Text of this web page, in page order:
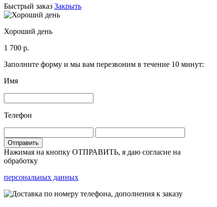
Быстрый заказ Закрыть
Хороший день
1 700 р.
Заполните форму и мы вам перезвоним в течение 10 минут:
Имя
Телефон
Отправить
Нажимая на кнопку ОТПРАВИТЬ, я даю согласие на
обработку
персональных данных